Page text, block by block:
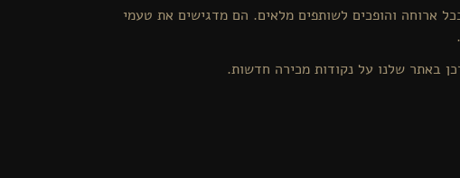
ארוחה והופכים לשותפים מלאים. הם מדגישים את טעמי
באתר שלנו על נקודות מכירה חדשות.